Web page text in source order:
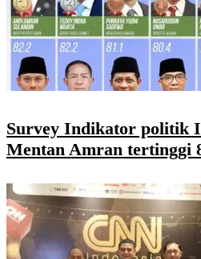
Survey Indikator politik
Mentan Amran tertinggi